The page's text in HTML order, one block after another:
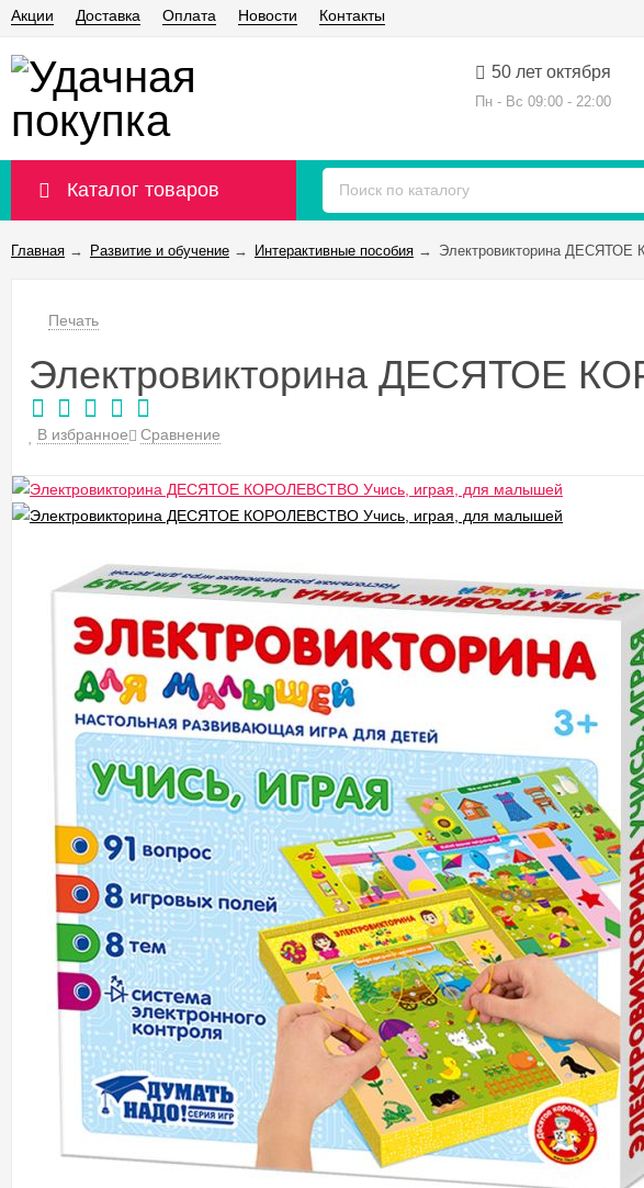
Акции Доставка Оплата Новости Контакты
50 лет октября
Пн - Вс 09:00 - 22:00
Каталог товаров
Главная → Развитие и обучение → Интерактивные пособия → Электровикторина
Печать
Электровикторина ДЕСЯТОЕ
В избранное Сравнение